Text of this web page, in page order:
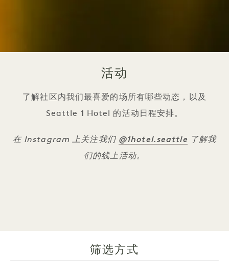
活动
了解社区内我们最喜爱的场所有哪些动态，以及
Seattle 1 Hotel 的活动日程安排。
在 Instagram 上关注我们 @1hotel.seattle 了解我
们的线上活动。
筛选方式